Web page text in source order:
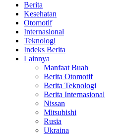
Berita
Kesehatan
Otomotif
Internasional
Teknologi
Indeks Berita
Lainnya
Manfaat Buah
Berita Otomotif
Berita Teknologi
Berita Internasional
Nissan
Mitsubishi
Rusia
Ukraina